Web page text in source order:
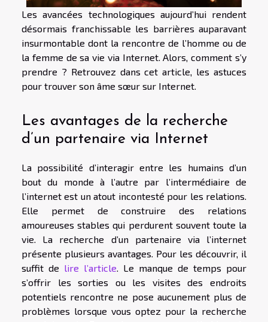
Les avancées technologiques aujourd’hui rendent
désormais franchissable les barrières auparavant
insurmontable dont la rencontre de l’homme ou de
la femme de sa vie via Internet. Alors, comment s’y
prendre ? Retrouvez dans cet article, les astuces
pour trouver son âme sœur sur Internet.
Les avantages de la recherche
d’un partenaire via Internet
La possibilité d’interagir entre les humains d’un
bout du monde à l’autre par l’intermédiaire de
l’internet est un atout incontesté pour les relations.
Elle permet de construire des relations
amoureuses stables qui perdurent souvent toute la
vie. La recherche d’un partenaire via l’internet
présente plusieurs avantages. Pour les découvrir, il
suffit de lire l’article. Le manque de temps pour
s’offrir les sorties ou les visites des endroits
potentiels rencontre ne pose aucunement plus de
problèmes lorsque vous optez pour la recherche